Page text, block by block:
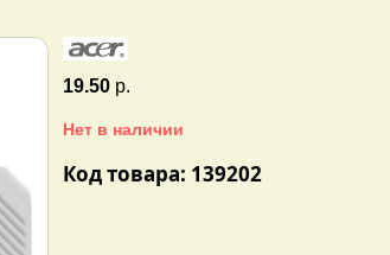
19.50 р.
Нет в наличии
Код товара: 139202